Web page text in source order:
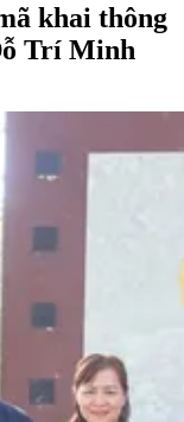
khai thông
Trí Minh